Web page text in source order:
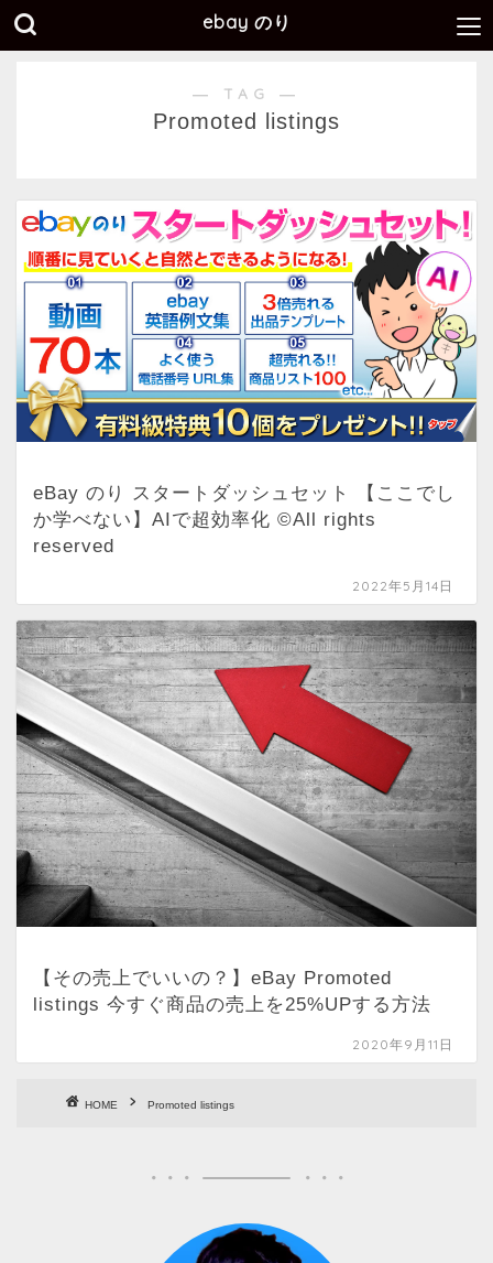
ebay のり
― TAG ―
Promoted listings
eBay のり スタートダッシュセット 【ここでし
か学べない】AIで超効率化 ©All rights
reserved
2022年5月14日
【その売上でいいの？】eBay Promoted
listings 今すぐ商品の売上を25%UPする方法
2020年9月11日
HOME Promoted listings